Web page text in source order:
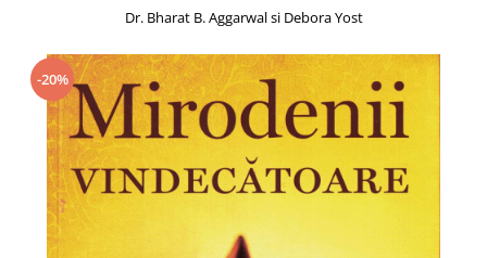
Dr. Bharat B. Aggarwal si Debora Yost
-20%